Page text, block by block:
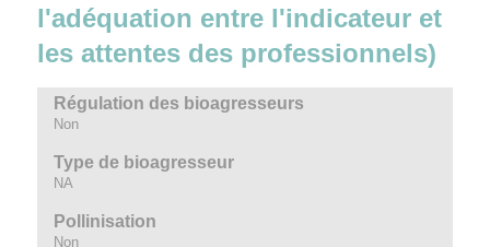
l'adéquation entre l'indicateur et
les attentes des professionnels)
Régulation des bioagresseurs
Non
Type de bioagresseur
NA
Pollinisation
Non